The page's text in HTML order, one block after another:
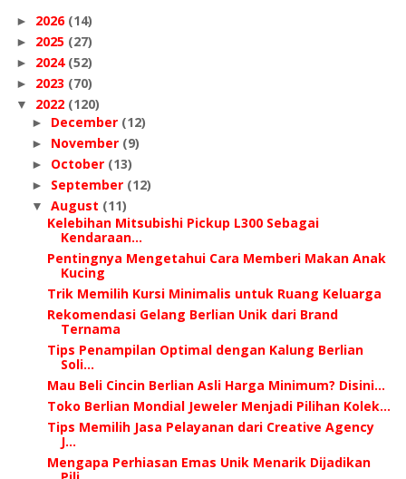
► 2026 (14)
► 2025 (27)
► 2024 (52)
► 2023 (70)
▼ 2022 (120)
► December (12)
► November (9)
► October (13)
► September (12)
▼ August (11)
Kelebihan Mitsubishi Pickup L300 Sebagai
Kendaraan...
Pentingnya Mengetahui Cara Memberi Makan Anak
Kucing
Trik Memilih Kursi Minimalis untuk Ruang Keluarga
Rekomendasi Gelang Berlian Unik dari Brand
Ternama
Tips Penampilan Optimal dengan Kalung Berlian
Soli...
Mau Beli Cincin Berlian Asli Harga Minimum? Disini...
Toko Berlian Mondial Jeweler Menjadi Pilihan Kolek...
Tips Memilih Jasa Pelayanan dari Creative Agency
J...
Mengapa Perhiasan Emas Unik Menarik Dijadikan